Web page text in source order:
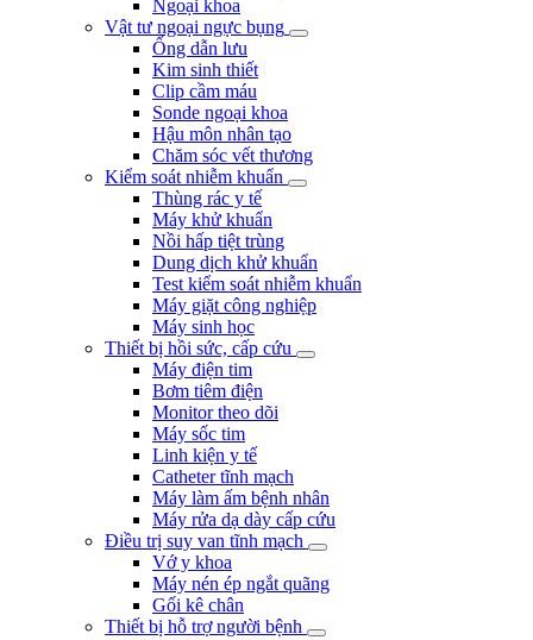
Ngoại khoa
Vật tư ngoại ngực bụng
Ống dẫn lưu
Kim sinh thiết
Clip cầm máu
Sonde ngoại khoa
Hậu môn nhân tạo
Chăm sóc vết thương
Kiểm soát nhiễm khuẩn
Thùng rác y tế
Máy khử khuẩn
Nồi hấp tiệt trùng
Dung dịch khử khuẩn
Test kiểm soát nhiễm khuẩn
Máy giặt công nghiệp
Máy sinh học
Thiết bị hồi sức, cấp cứu
Máy điện tim
Bơm tiêm điện
Monitor theo dõi
Máy sốc tim
Linh kiện y tế
Catheter tĩnh mạch
Máy làm ấm bệnh nhân
Máy rửa dạ dày cấp cứu
Điều trị suy van tĩnh mạch
Vớ y khoa
Máy nén ép ngắt quãng
Gối kê chân
Thiết bị hỗ trợ người bệnh